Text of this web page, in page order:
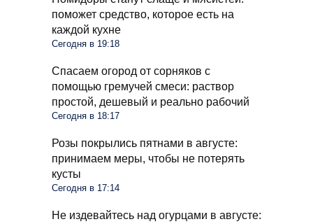
поможет средство, которое есть на
каждой кухне
Сегодня в 19:18
Спасаем огород от сорняков с
помощью гремучей смеси: раствор
простой, дешевый и реально рабочий
Сегодня в 18:17
Розы покрылись пятнами в августе:
принимаем меры, чтобы не потерять
кусты
Сегодня в 17:14
Не издевайтесь над огурцами в августе: